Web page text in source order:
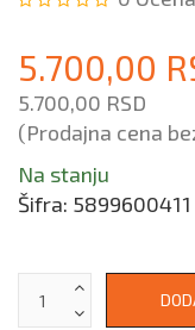
5.700,00
5.700,00 RSD
(Prodajna cena
Na stanju
Šifra: 5899600411